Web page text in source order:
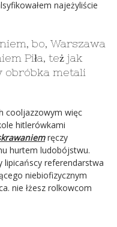
najeżyliście
bo, Warszawa
Piła, też jak
obróbka metali
cooljazzowym więc
hitlerówkami
ręczy
hurtem ludobójstwu.
lipicańscy referendarstwa
niebiofizycznym
nie łżesz rolkowcom